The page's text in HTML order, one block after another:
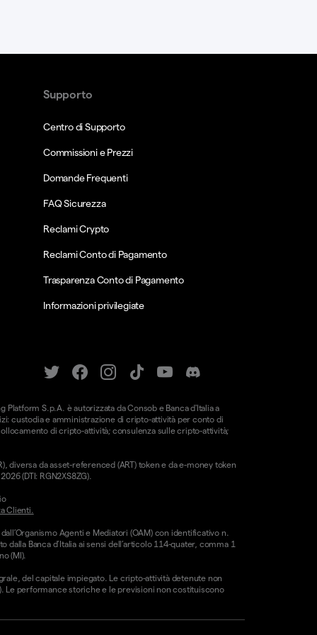
Supporto
Centro di Supporto
Commissioni e Prezzi
Domande Frequenti
FAQ Sicurezza
Reclami Crypto
Reclami Conto di Pagamento
Trasparenza Conto di Pagamento
Informazioni privilegiate
S.p.A. è autorizzata da Consob e Banca d'Italia a
custodia e amministrazione di cripto-attività per conto di
di cripto-attività; consulenza sulle cripto-attività;
diversa da asset-referenced (ART) token e da e-money token
(DTI: RGN2XS8ZG).
Clienti.
Agenti e Mediatori (OAM) con identificativo n.
Banca d’Italia ai sensi dell’articolo 114-quater, comma 1
(MI).
del capitale impiegato. Le cripto-attività detenute non
Le performance storiche e le previsioni non costituiscono